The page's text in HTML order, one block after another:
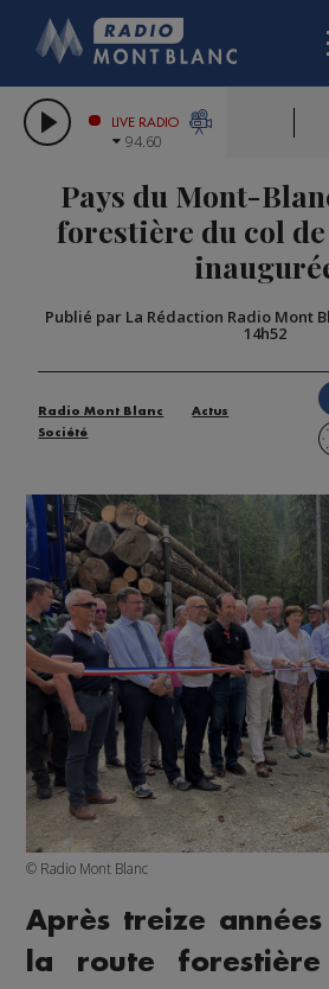
LES CHRONIQUES DE
CITIZEN
GRAND MASSIF
BIGARD
COMPAGNIE DU
LIVE RADIO
94.60
Pays du Mont-
forestière du col de
Publié par La Rédaction Radio Mont
14h52
Radio Mont Blanc
Actus
Société
© Radio Mont Blanc
Après treize
la route